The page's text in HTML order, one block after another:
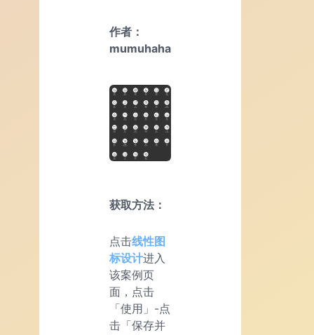
作者：
mumuhaha
获取方法：
点击线性图
标设计进入
该案例页
面，点击
「使用」-点
击「保存并